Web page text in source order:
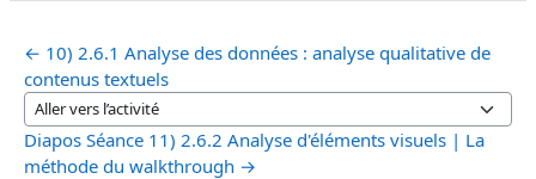
← 10) 2.6.1 Analyse des données : analyse qualitative de
contenus textuels
Aller vers l’activité
Diapos Séance 11) 2.6.2 Analyse d'éléments visuels | La
méthode du walkthrough →